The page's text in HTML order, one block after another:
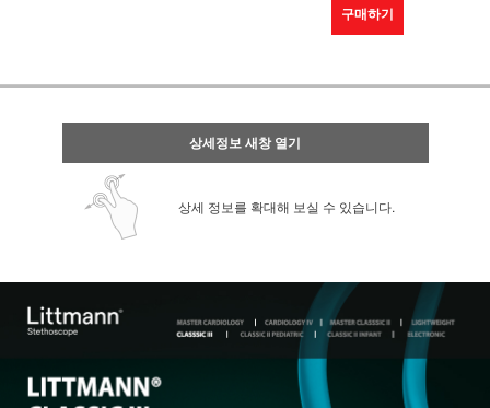
구매하기
상세정보 새창 열기
상세 정보를 확대해 보실 수 있습니다.